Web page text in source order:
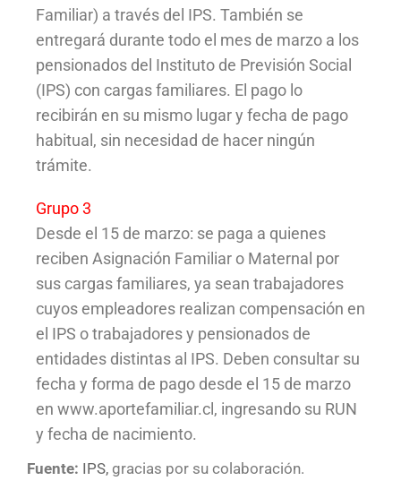
Familiar) a través del IPS. También se
entregará durante todo el mes de marzo a los
pensionados del Instituto de Previsión Social
(IPS) con cargas familiares. El pago lo
recibirán en su mismo lugar y fecha de pago
habitual, sin necesidad de hacer ningún
trámite.
Grupo 3
Desde el 15 de marzo: se paga a quienes
reciben Asignación Familiar o Maternal por
sus cargas familiares, ya sean trabajadores
cuyos empleadores realizan compensación en
el IPS o trabajadores y pensionados de
entidades distintas al IPS. Deben consultar su
fecha y forma de pago desde el 15 de marzo
en www.aportefamiliar.cl, ingresando su RUN
y fecha de nacimiento.
Fuente: IPS, gracias por su colaboración.